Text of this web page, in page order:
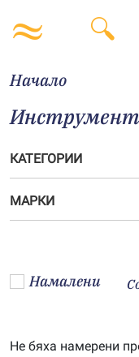
Начало
КАТЕГОРИИ
МАРКИ
Намалени
Не бяха намерени